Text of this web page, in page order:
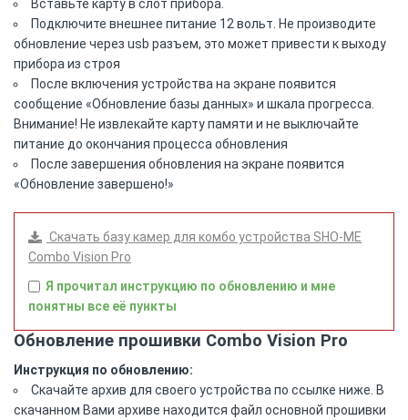
Вставьте карту в слот прибора.
Подключите внешнее питание 12 вольт. Не производите
обновление через usb разъем, это может привести к выходу
прибора из строя
После включения устройства на экране появится
сообщение «Обновление базы данных» и шкала прогресса.
Внимание! Не извлекайте карту памяти и не выключайте
питание до окончания процесса обновления
После завершения обновления на экране появится
«Обновление завершено!»
Скачать базу камер для комбо устройства SHO-ME
Combo Vision Pro
Я прочитал инструкцию по обновлению и мне
понятны все её пункты
Обновление прошивки Combo Vision Pro
Инструкция по обновлению:
Скачайте архив для своего устройства по ссылке ниже. В
скачанном Вами архиве находится файл основной прошивки